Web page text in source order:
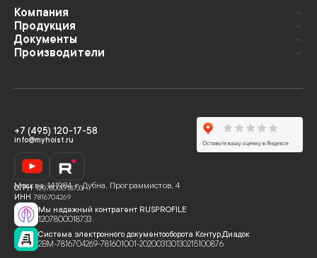
+7 (495) 120-17-58
info@myhoist.ru
Москва, 141984, г. Дубна, Программистов, 4
ОГРН1207800018733
ИНН7816704269
Мы надежный контрагент RUSPROFILE
1207800018733
Система электронного документооборота Контур.Диадок
2BM-7816704269-781601001-202003130130215100876
Компания
Продукция
Документы
Производители